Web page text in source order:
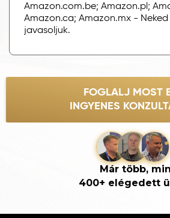
Amazon.com.be; Amazon.pl;
Amazon.ca; Amazon.mx - Neked
javasoljuk.
FOGLALJ MOST
INGYENES
Már több,
400+ elégedett